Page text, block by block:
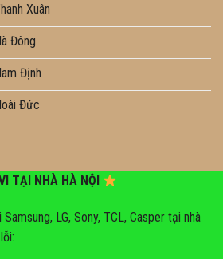
Xuân
Đông
Định
Đức
TẠI NHÀ HÀ NỘI
LG, Sony, TCL, Casper tại nhà